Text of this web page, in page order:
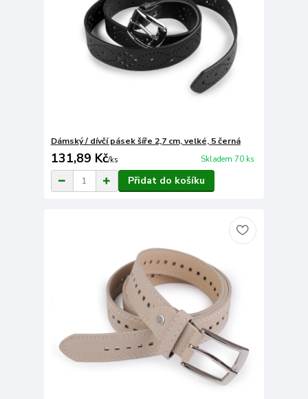
Dámský / dívčí pásek šíře 2,7 cm, velké, 5 černá
131,89 Kč/ks Skladem 70 ks
Přidat do košíku